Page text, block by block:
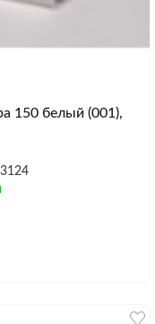
150 белый (001),